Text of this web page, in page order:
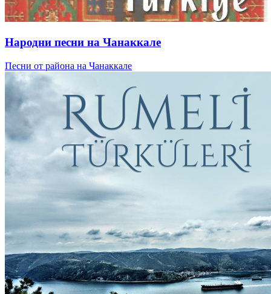
Народни песни на Чанаккале
Песни от района на Чанаккале